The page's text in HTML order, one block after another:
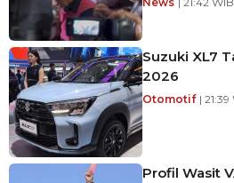
Suzuki XL7
2026
Otomotif | 21:39
Profil Wasit